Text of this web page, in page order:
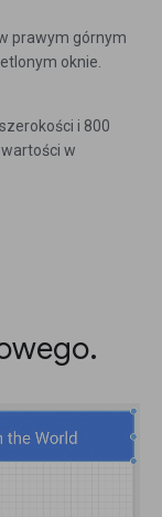
prawym górnym
oknie.
i 800
w